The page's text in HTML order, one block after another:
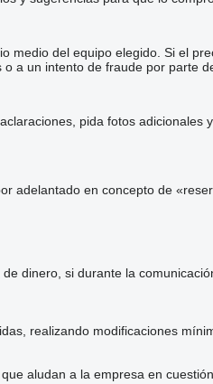
del equipo elegido. Si el
a un intento de fraude por parte
pida fotos
en concepto de
dinero, si durante la
realizando modificaciones
aludan a la empresa en